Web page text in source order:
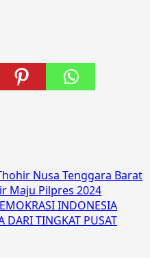
Nusa Tenggara Barat
Maju Pilpres 2024
INDONESIA
DARI TINGKAT PUSAT